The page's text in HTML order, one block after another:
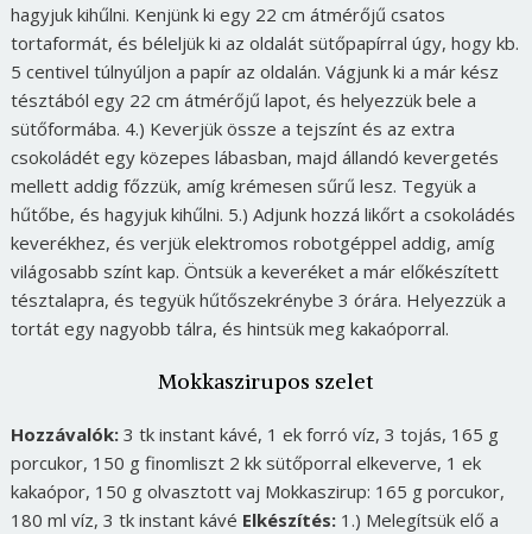
hagyjuk kihűlni. Kenjünk ki egy 22 cm átmérőjű csatos
tortaformát, és béleljük ki az oldalát sütőpapírral úgy, hogy kb.
5 centivel túlnyúljon a papír az oldalán. Vágjunk ki a már kész
tésztából egy 22 cm átmérőjű lapot, és helyezzük bele a
sütőformába. 4.) Keverjük össze a tejszínt és az extra
csokoládét egy közepes lábasban, majd állandó kevergetés
mellett addig főzzük, amíg krémesen sűrű lesz. Tegyük a
hűtőbe, és hagyjuk kihűlni. 5.) Adjunk hozzá likőrt a csokoládés
keverékhez, és verjük elektromos robotgéppel addig, amíg
világosabb színt kap. Öntsük a keveréket a már előkészített
tésztalapra, és tegyük hűtőszekrénybe 3 órára. Helyezzük a
tortát egy nagyobb tálra, és hintsük meg kakaóporral.
Mokkaszirupos szelet
Hozzávalók:3 tk instant kávé, 1 ek forró víz, 3 tojás, 165 g
porcukor, 150 g finomliszt 2 kk sütőporral elkeverve, 1 ek
kakaópor, 150 g olvasztott vaj Mokkaszirup: 165 g porcukor,
180 ml víz, 3 tk instant kávé Elkészítés: 1.) Melegítsük elő a